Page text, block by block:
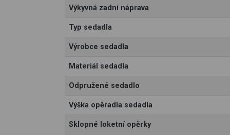
Výkyvná zadní náprava
Typ sedadla
Výrobce sedadla
Materiál sedadla
Odpružené sedadlo
Výška opěradla sedadla
Sklopné loketní opěrky